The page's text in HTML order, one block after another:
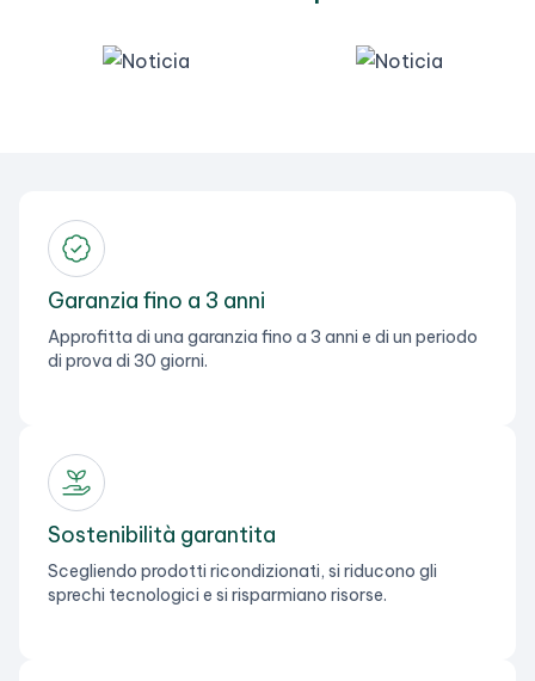
Garanzia fino a 3 anni
Approfitta di una garanzia fino a 3 anni e di un periodo
di prova di 30 giorni.
Sostenibilità garantita
Scegliendo prodotti ricondizionati, si riducono gli
sprechi tecnologici e si risparmiano risorse.